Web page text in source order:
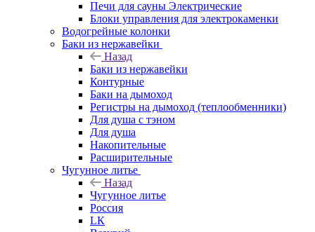
Печи для сауны Электрические
Блоки управления для электрокаменки
Водогрейные колонки
Баки из нержавейки
Назад
Баки из нержавейки
Контурные
Баки на дымоход
Регистры на дымоход (теплообменники)
Для душа с тэном
Для душа
Накопительные
Расширительные
Чугунное литье
Назад
Чугунное литье
Россия
LК